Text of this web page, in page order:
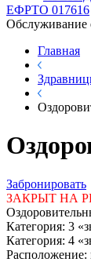
ЕФРТО 017616
Обслуживание
Главная
Забронировать
ЗАКРЫТ НА
Категория: 3
Категория: 4
Расположение: